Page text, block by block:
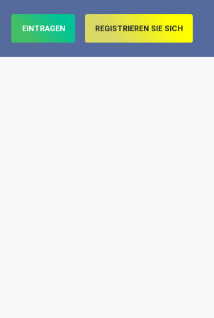
EINTRAGEN REGISTRIEREN SIE SICH